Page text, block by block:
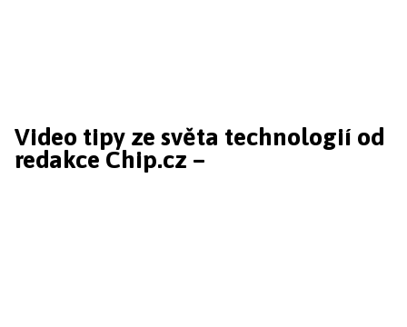
Video tipy ze světa technologií od
redakce Chip.cz –